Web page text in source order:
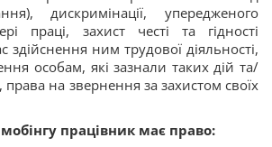
дискримінації, упередженого
праці, захист честі та гідності
здійснення ним трудової діяльності,
особам, які зазнали таких дій та/
права на звернення за захистом своїх
працівник має право: